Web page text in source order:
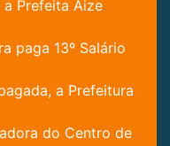
Prefeita Aize
paga 13º Salário
a Prefeitura
do Centro de